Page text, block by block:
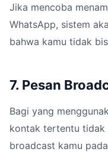
Jika mencoba
WhatsApp, sistem
bahwa kamu tidak
7. Pesan
Bagi yang
kontak tertentu tidak
broadcast kamu